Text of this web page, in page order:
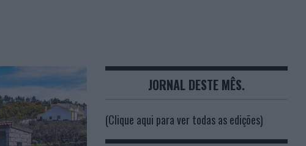
JORNAL DESTE MÊS.
(Clique aqui para ver todas as edições)